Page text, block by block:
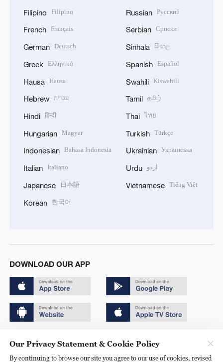
Filipino Filipino
French Français
German Deutsch
Greek Ελληνικά
Hausa Hausa
Hebrew עברית
Hindi हिन्दी
Hungarian Magyar
Indonesian Bahasa Indonesia
Italian Italiano
Japanese 日本語
Korean 한국어
Russian Русский
Serbian Српски
Sinhala සිංහල
Spanish Español
Swahili Kiswahili
Tamil தமிழ்
Thai ไทย
Turkish Türkçe
Ukrainian Українська
Urdu اردو
Vietnamese Tiếng Việt
DOWNLOAD OUR APP
京ICP备20000184号
Our Privacy Statement & Cookie Policy
By continuing to browse our site you agree to our use of cookies, revised